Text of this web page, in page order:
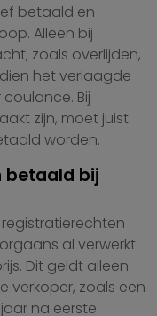
betaald en
Alleen bij
zoals overlijden,
het verlaagde
Bij
zijn, moet juist
worden.
betaald bij
al verwerkt
Dit geldt alleen
verkoper, zoals een
na eerste